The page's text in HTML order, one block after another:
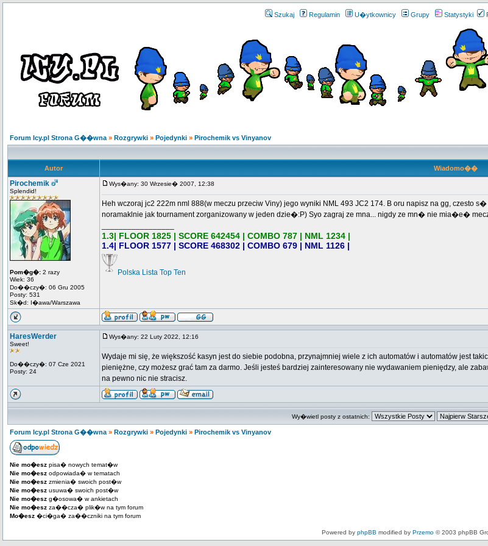
Szukaj Regulamin U�ytkownicy Grupy Statystyki
Forum Icy.pl Strona G��wna » Rozgrywki » Pojedynki » Pirochemik vs Vinyanov
Autor Wiadomo��
Pirochemik
Splendid!
Pom�g�: 2 razy
Wiek: 36
Do��czy�: 06 Gru 2005
Posty: 531
Sk�d: I�awa/Warszawa
Wys�any: 30 Wrzesie� 2007, 12:38
Heh wczoraj jc2 222m nml 888(w meczu przeciw Viny) jego wyniki NML 493 JC2 174. B oru napisz na gg,
noramaklnie jak tournament zorganizowany w jeden dzie�:P) Syo zagraj ze mna... nigdy ze mn� nie mia�e�
1.3| FLOOR 1825 | SCORE 642454 | COMBO 787 | NML 1234 |
1.4| FLOOR 1577 | SCORE 468302 | COMBO 679 | NML 1126 |
Polska Lista Top Ten
HaresWerder
Sweet!
Do��czy�: 07 Cze 2021
Posty: 24
Wys�any: 22 Luty 2022, 12:16
Wydaje mi się, że większość kasyn jest do siebie podobna, przynajmniej wiele z ich automatów i automatów jest
pieniężne, czy możesz grać tam za darmo. Jeśli jesteś bardziej zainteresowany nie wydawaniem pieniędzy, ale
na pewno nic nie stracisz.
Wy�wietl posty z ostatnich:
Forum Icy.pl Strona G��wna » Rozgrywki » Pojedynki » Pirochemik vs Vinyanov
Nie mo�esz pisa� nowych temat�w
Nie mo�esz odpowiada� w tematach
Nie mo�esz zmienia� swoich post�w
Nie mo�esz usuwa� swoich post�w
Nie mo�esz g�osowa� w ankietach
Nie mo�esz za��cza� plik�w na tym forum
Mo�esz �ci�ga� za��czniki na tym forum
Powered by phpBB modified by Przemo © 2003 phpBB